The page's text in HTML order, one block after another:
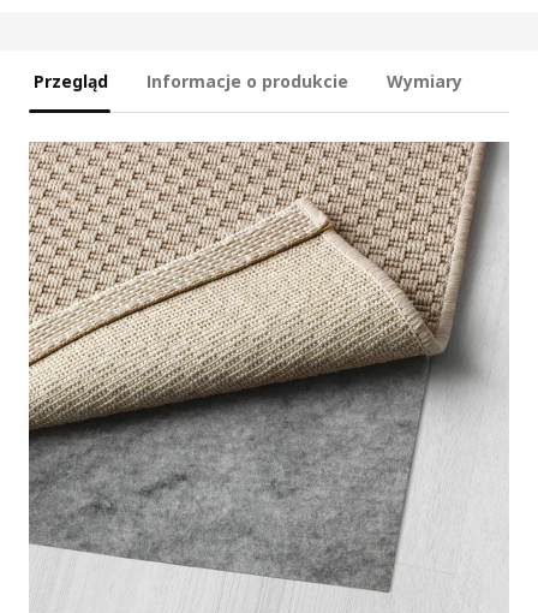
Przegląd Informacje o produkcie Wymiary